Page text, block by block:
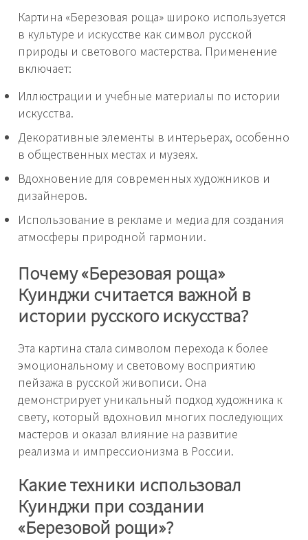
Картина «Березовая роща» широко используется
в культуре и искусстве как символ русской
природы и светового мастерства. Применение
включает:
Иллюстрации и учебные материалы по истории
искусства.
Декоративные элементы в интерьерах, особенно
в общественных местах и музеях.
Вдохновение для современных художников и
дизайнеров.
Использование в рекламе и медиа для создания
атмосферы природной гармонии.
Почему «Березовая роща»
Куинджи считается важной в
истории русского искусства?
Эта картина стала символом перехода к более
эмоциональному и световому восприятию
пейзажа в русской живописи. Она
демонстрирует уникальный подход художника к
свету, который вдохновил многих последующих
мастеров и оказал влияние на развитие
реализма и импрессионизма в России.
Какие техники использовал
Куинджи при создании
«Березовой рощи»?